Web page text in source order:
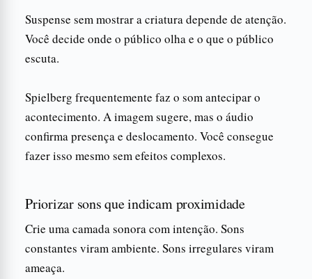
Suspense sem mostrar a criatura depende de atenção.
Você decide onde o público olha e o que o público
escuta.
Spielberg frequentemente faz o som antecipar o
acontecimento. A imagem sugere, mas o áudio
confirma presença e deslocamento. Você consegue
fazer isso mesmo sem efeitos complexos.
Priorizar sons que indicam proximidade
Crie uma camada sonora com intenção. Sons
constantes viram ambiente. Sons irregulares viram
ameaça.